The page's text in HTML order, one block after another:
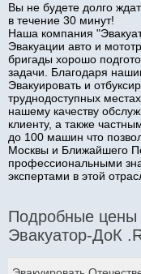
Вы не будете долго
в течение 30 минут!
Наша компания
Эвакуации авто и
бригады хорошо
задачи. Благодаря
Эвакуировать и
труднодоступных
нашему качеству
клиенту, а также
до 100 машин что
Москвы и Ближайшего
профессиональными
экспертами в этой
Подробные цены
Эвакуатор-ДоК